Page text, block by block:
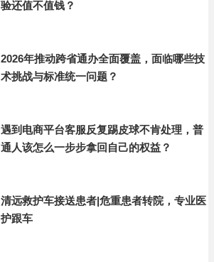
验还值不值钱？
2026年推动跨省通办全面覆盖，面临哪些技
术挑战与标准统一问题？
遇到电商平台客服反复踢皮球不肯处理，普
通人该怎么一步步拿回自己的权益？
清远救护车接送患者|危重患者转院，专业医
护跟车